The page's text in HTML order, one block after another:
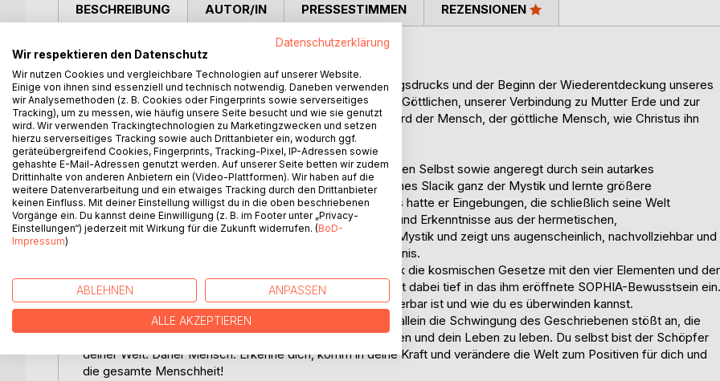
BESCHREIBUNG
Hast du den Mut, dem zu folgen, was du hörst?
Das wird das Ende der Kriege sein, das Ende des Leistungsdrucks und der Beginn der Wiederentdeckung unseres
Körperbewusstseins, unserer seelischen Verbindung zum Göttlichen, unserer Verbindung zu Mutter Erde und zur
göttlichen Liebe. Wenn wir das in uns wieder erkennen, wird der Mensch, der göttliche Mensch, wie Christus ihn
vorlebte, neu geboren werden.
Auf der Suche nach dem Sinn des Lebens und dem höheren Selbst sowie angeregt durch sein autarkes
religionsphilosophisches Studium widmete sich Dr. Johannes Slacik ganz der Mystik und lernte größere
Zusammenhänge verstehen. Nach dem Tod seines Vaters hatte er Eingebungen, die schließlich seine Welt
veränderten. Mit diesem Buch präsentiert er seine Reise und Erkenntnisse aus der hermetischen,
anthroposophischen sowie karmelitischen und jüdischen Mystik und zeigt uns augenscheinlich, nachvollziehbar und
bewusstseinserhöhend den Königsweg der Selbsterkenntnis.
Mit vielen Beispielen und Meditationen verbindet Dr. Slacik die kosmischen Gesetze mit den vier Elementen und
Emanationen des symbolhaften Lebensbaumes und taucht dabei tief in das ihm eröffnete SOPHIA-Bewusstsein ein.
Er erklärt, weshalb unser vermeintliches Schicksal veränderbar ist und wie du es überwinden kannst.
Dieses Buch wird dein Leben nachhaltig verändern, denn allein die Schwingung des Geschriebenen stößt an, die
Illusionen der Welt zu durchschauen, auf dein Herz zu hören und dein Leben zu leben. Du selbst bist der Schöpfer
deiner Welt. Daher Mensch: Erkenne dich, komm in deine Kraft und verändere die Welt zum Positiven für dich und
die gesamte Menschheit!
AUTOR/IN PRESSESTIMMEN REZENSIONEN
Datenschutzerklärung
Wir respektieren den Datenschutz
Wir nutzen Cookies und vergleichbare Technologien auf unserer Website.
Einige von ihnen sind essenziell und technisch notwendig. Daneben verwenden
wir Analysemethoden (z. B. Cookies oder Fingerprints sowie serverseitiges
Tracking), um zu messen, wie häufig unsere Seite besucht und wie sie genutzt
wird. Wir verwenden Trackingtechnologien zu Marketingzwecken und setzen
hierzu serverseitiges Tracking sowie auch Drittanbieter ein, wodurch ggf.
geräteübergreifend Cookies, Fingerprints, Tracking-Pixel, IP-Adressen sowie
gehashte E-Mail-Adressen genutzt werden. Auf unserer Seite betten wir zudem
Drittinhalte von anderen Anbietern ein (Video-Plattformen). Wir haben auf die
weitere Datenverarbeitung und ein etwaiges Tracking durch den Drittanbieter
keinen Einfluss. Mit deiner Einstellung willigst du in die oben beschriebenen
Vorgänge ein. Du kannst deine Einwilligung (z. B. im Footer unter „Privacy-
Einstellungen“) jederzeit mit Wirkung für die Zukunft widerrufen. (BoD-
Impressum)
ABLEHNEN ANPASSEN
ALLE AKZEPTIEREN